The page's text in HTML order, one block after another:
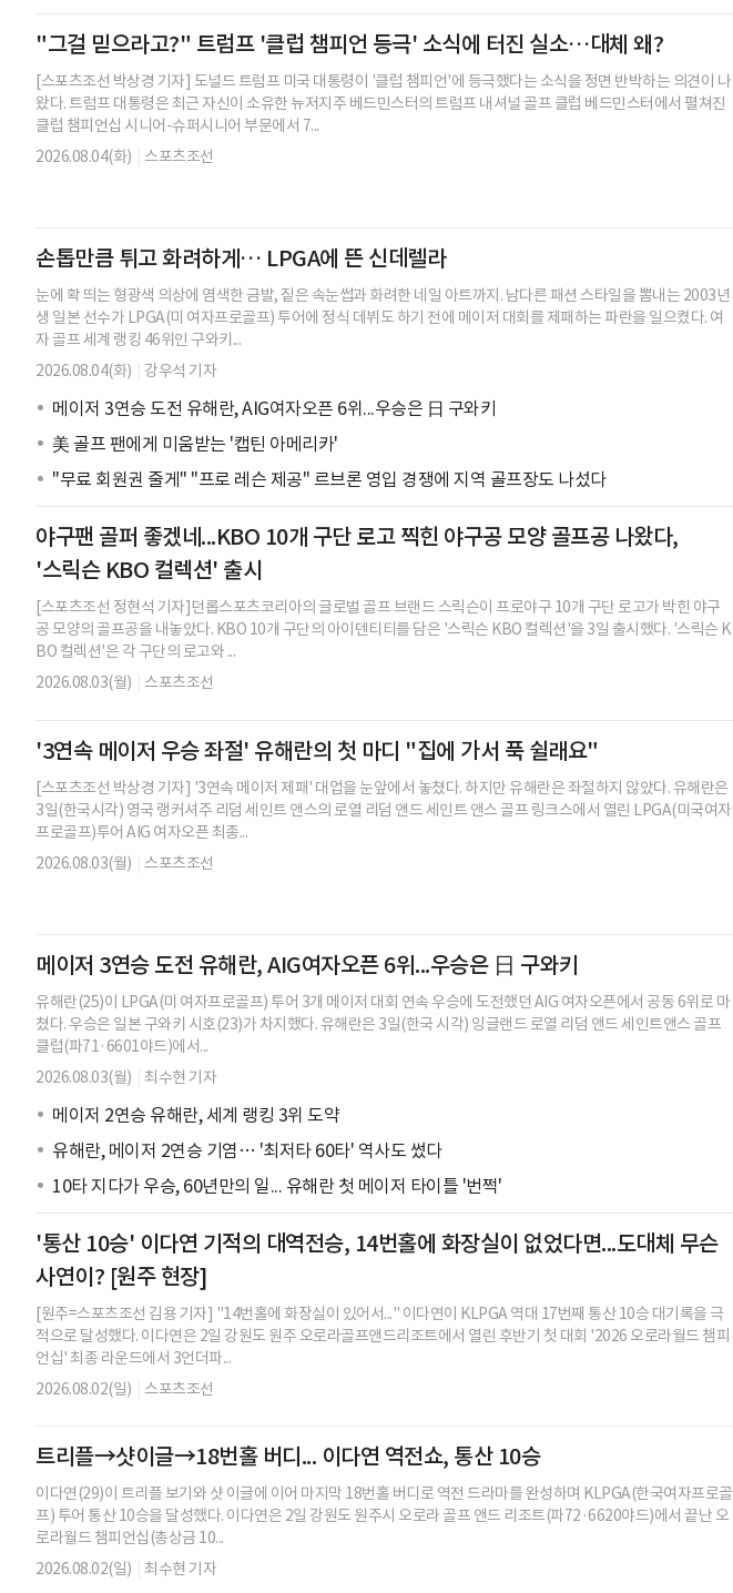
"그걸 믿으라고?" 트럼프 '클럽 챔피언 등극' 소식에 터진 실소…대체 왜?
[스포츠조선 박상경 기자] 도널드 트럼프 미국 대통령이 '클럽 챔피언'에 등극했다는 소식을 정면 반박하는 의견이 나
왔다. 트럼프 대통령은 최근 자신이 소유한 뉴저지주 베드민스터의 트럼프 내셔널 골프 클럽 베드민스터에서 펼쳐진
클럽 챔피언십 시니어-슈퍼시니어 부문에서 7...
2026.08.04(화)
스포츠조선
손톱만큼 튀고 화려하게… LPGA에 뜬 신데렐라
눈에 확 띄는 형광색 의상에 염색한 금발, 짙은 속눈썹과 화려한 네일 아트까지. 남다른 패션 스타일을 뽐내는 2003년
생 일본 선수가 LPGA(미 여자프로골프) 투어에 정식 데뷔도 하기 전에 메이저 대회를 제패하는 파란을 일으켰다. 여
자 골프 세계 랭킹 46위인 구와키...
2026.08.04(화)
강우석 기자
메이저 3연승 도전 유해란, AIG여자오픈 6위...우승은 日 구와키
美 골프 팬에게 미움받는 '캡틴 아메리카'
"무료 회원권 줄게" "프로 레슨 제공" 르브론 영입 경쟁에 지역 골프장도 나섰다
야구팬 골퍼 좋겠네...KBO 10개 구단 로고 찍힌 야구공 모양 골프공 나왔다,
'스릭슨 KBO 컬렉션' 출시
[스포츠조선 정현석 기자]던롭스포츠코리아의 글로벌 골프 브랜드 스릭슨이 프로야구 10개 구단 로고가 박힌 야구
공 모양의 골프공을 내놓았다. KBO 10개 구단의 아이덴티티를 담은 '스릭슨 KBO 컬렉션'을 3일 출시했다. '스릭슨 K
BO 컬렉션'은 각 구단의 로고와 ...
2026.08.03(월)
스포츠조선
'3연속 메이저 우승 좌절' 유해란의 첫 마디 "집에 가서 푹 쉴래요"
[스포츠조선 박상경 기자] '3연속 메이저 제패' 대업을 눈앞에서 놓쳤다. 하지만 유해란은 좌절하지 않았다. 유해란은
3일(한국시각) 영국 랭커셔주 리덤 세인트 앤스의 로열 리덤 앤드 세인트 앤스 골프 링크스에서 열린 LPGA(미국여자
프로골프)투어 AIG 여자오픈 최종...
2026.08.03(월)
스포츠조선
메이저 3연승 도전 유해란, AIG여자오픈 6위...우승은 日 구와키
유해란(25)이 LPGA(미 여자프로골프) 투어 3개 메이저 대회 연속 우승에 도전했던 AIG 여자오픈에서 공동 6위로 마
쳤다. 우승은 일본 구와키 시호(23)가 차지했다. 유해란은 3일(한국 시각) 잉글랜드 로열 리덤 앤드 세인트앤스 골프
클럽(파71·6601야드)에서...
2026.08.03(월)
최수현 기자
메이저 2연승 유해란, 세계 랭킹 3위 도약
유해란, 메이저 2연승 기염… '최저타 60타' 역사도 썼다
10타 지다가 우승, 60년만의 일... 유해란 첫 메이저 타이틀 '번쩍'
'통산 10승' 이다연 기적의 대역전승, 14번홀에 화장실이 없었다면...도대체 무슨
사연이? [원주 현장]
[원주=스포츠조선 김용 기자] "14번홀에 화장실이 있어서..." 이다연이 KLPGA 역대 17번째 통산 10승 대기록을 극
적으로 달성했다. 이다연은 2일 강원도 원주 오로라골프앤드리조트에서 열린 후반기 첫 대회 '2026 오로라월드 챔피
언십' 최종 라운드에서 3언더파...
2026.08.02(일)
스포츠조선
트리플→샷이글→18번홀 버디... 이다연 역전쇼, 통산 10승
이다연(29)이 트리플 보기와 샷 이글에 이어 마지막 18번홀 버디로 역전 드라마를 완성하며 KLPGA(한국여자프로골
프) 투어 통산 10승을 달성했다. 이다연은 2일 강원도 원주시 오로라 골프 앤드 리조트(파72·6620야드)에서 끝난 오
로라월드 챔피언십(총상금 10...
2026.08.02(일)
최수현 기자